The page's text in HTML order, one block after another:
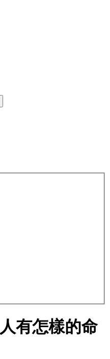
有怎樣的命